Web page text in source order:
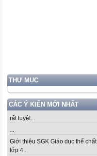
THƯ MỤC
CÁC Ý KIẾN MỚI NHẤT
rất tuyệt...
...
Giới thiệu SGK Giáo dục thể chất
lớp 4...